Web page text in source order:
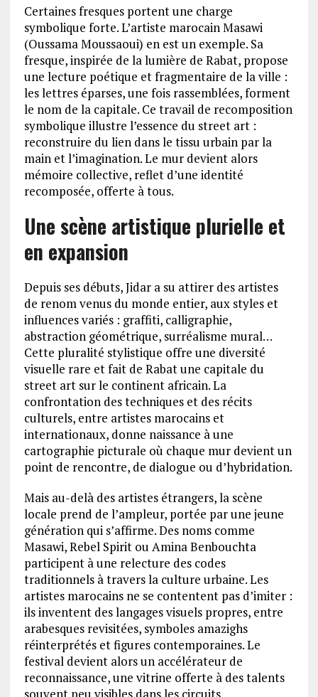
Certaines fresques portent une charge
symbolique forte. L’artiste marocain Masawi
(Oussama Moussaoui) en est un exemple. Sa
fresque, inspirée de la lumière de Rabat, propose
une lecture poétique et fragmentaire de la ville :
les lettres éparses, une fois rassemblées, forment
le nom de la capitale. Ce travail de recomposition
symbolique illustre l’essence du street art :
reconstruire du lien dans le tissu urbain par la
main et l’imagination. Le mur devient alors
mémoire collective, reflet d’une identité
recomposée, offerte à tous.
Une scène artistique plurielle et
en expansion
Depuis ses débuts, Jidar a su attirer des artistes
de renom venus du monde entier, aux styles et
influences variés : graffiti, calligraphie,
abstraction géométrique, surréalisme mural…
Cette pluralité stylistique offre une diversité
visuelle rare et fait de Rabat une capitale du
street art sur le continent africain. La
confrontation des techniques et des récits
culturels, entre artistes marocains et
internationaux, donne naissance à une
cartographie picturale où chaque mur devient un
point de rencontre, de dialogue ou d’hybridation.
Mais au-delà des artistes étrangers, la scène
locale prend de l’ampleur, portée par une jeune
génération qui s’affirme. Des noms comme
Masawi, Rebel Spirit ou Amina Benbouchta
participent à une relecture des codes
traditionnels à travers la culture urbaine. Les
artistes marocains ne se contentent pas d’imiter :
ils inventent des langages visuels propres, entre
arabesques revisitées, symboles amazighs
réinterprétés et figures contemporaines. Le
festival devient alors un accélérateur de
reconnaissance, une vitrine offerte à des talents